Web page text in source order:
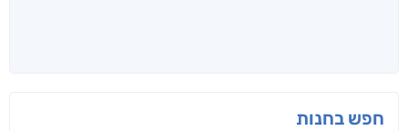
חפש בחנות